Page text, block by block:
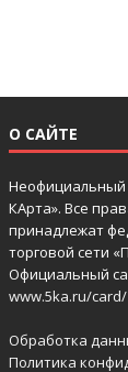
О САЙТЕ
Неофициальный
КАрта». Все
принадлежат
торговой сети
Официальный
www.5ka.ru/card/
Обработка
Политика